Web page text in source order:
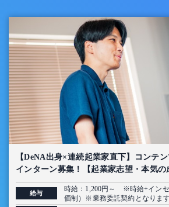
【DeNA出身×連続起業家直下】コンテ
インターン募集！【起業家志望・本気
定】
給与
時給：1,200円～ ※時給+イン
価制）※業務委託契約となりま